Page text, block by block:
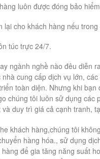
luôn được đóng bảo
lại cho khách hàng nếu
túc trực 24/7.
ngành nghề nào đêu diễn
nhà cung cấp dịch vụ lớn,
toàn diện. Nhưng khi
chúng tôi luôn sử dụng
duy trì giá cả cạnh tranh,
khách hàng,chúng tôi
hàng hóa., sử dụng
để gia tăng năng suất